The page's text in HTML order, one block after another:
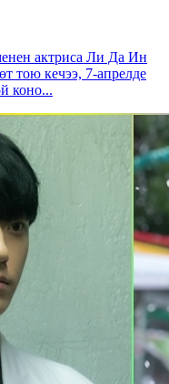
актриса Ли Да Ин
тою кечээ, 7-апрелде
коно...